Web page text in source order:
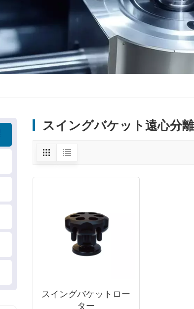
スイングバケット遠心分
スイングバケットロー
ター